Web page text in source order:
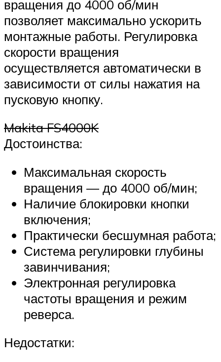
вращения до 4000 об/мин
позволяет максимально ускорить
монтажные работы. Регулировка
скорости вращения
осуществляется автоматически в
зависимости от силы нажатия на
пусковую кнопку.
Makita FS4000K
Достоинства:
Максимальная скорость
вращения — до 4000 об/мин;
Наличие блокировки кнопки
включения;
Практически бесшумная работа;
Система регулировки глубины
завинчивания;
Электронная регулировка
частоты вращения и режим
реверса.
Недостатки: